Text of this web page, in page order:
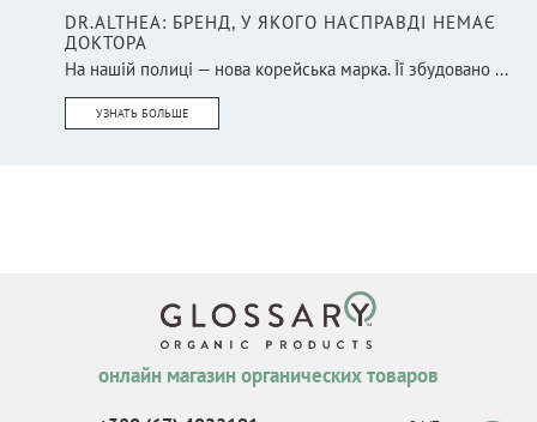
DR.ALTHEA: БРЕНД, У ЯКОГО НАСПРАВДІ НЕМАЄ
ДОКТОРА
На нашій полиці — нова корейська марка. Її збудовано ...
УЗНАТЬ БОЛЬШЕ
онлайн магазин органических товаров